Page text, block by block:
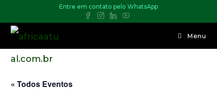
Entre em contato pelo WhatsApp
Menu
« Todos Eventos